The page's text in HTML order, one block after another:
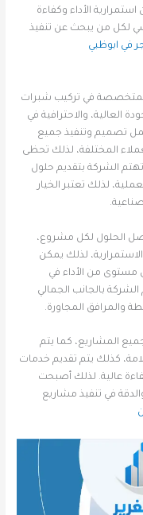
الأداء وكفاءة
لكل من يبحث عن تنفيذ
في ابوظبي
في تركيب شبرات
العالية، والاحترافية في
تصميم وتنفيذ جميع
المختلفة، لذلك تحظى
الشركة بتقديم حلول
لذلك تعتبر الخيار
الحلول لكل مشروع،
لذلك يمكن
مستوى من الأداء في
بالجانب الجمالي
والمرافق المجاورة.
المشاريع، كما يتم
كذلك يتم تقديم خدمات
عالية. لذلك أصبحت
في تنفيذ مشاريع